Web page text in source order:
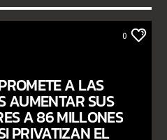
0
A LAS
AUMENTAR SUS
A 86 MILLONES
PRIVATIZAN EL